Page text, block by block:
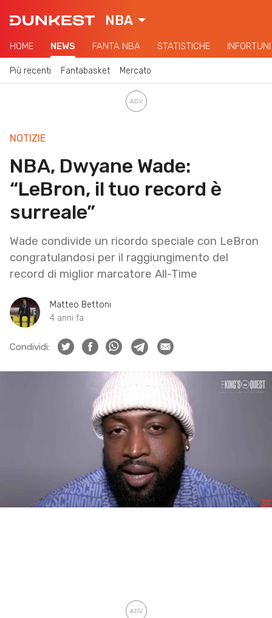
NBA
HOME NEWS FANTA NBA STATISTICHE INFORTUNI
Più recenti Fantabasket Mercato
NOTIZIE
NBA, Dwyane Wade:
“LeBron, il tuo record è
surreale”
Wade condivide un ricordo speciale con LeBron
congratulandosi per il raggiungimento del
record di miglior marcatore All-Time
Matteo Bettoni
4 anni fa
Condividi: